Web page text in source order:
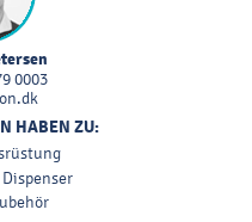
0003
HABEN ZU: